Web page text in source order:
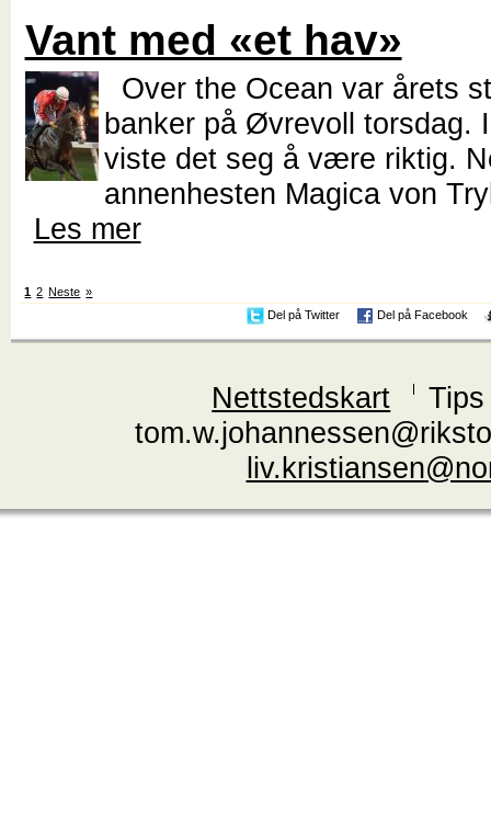
Vant med «et hav»
Over the Ocean var årets
banker på Øvrevoll torsdag.
viste det seg å være riktig.
annenhesten Magica von
Les mer
1 2 Neste »
Del på Twitter
Del på Facebook
Nettstedskart